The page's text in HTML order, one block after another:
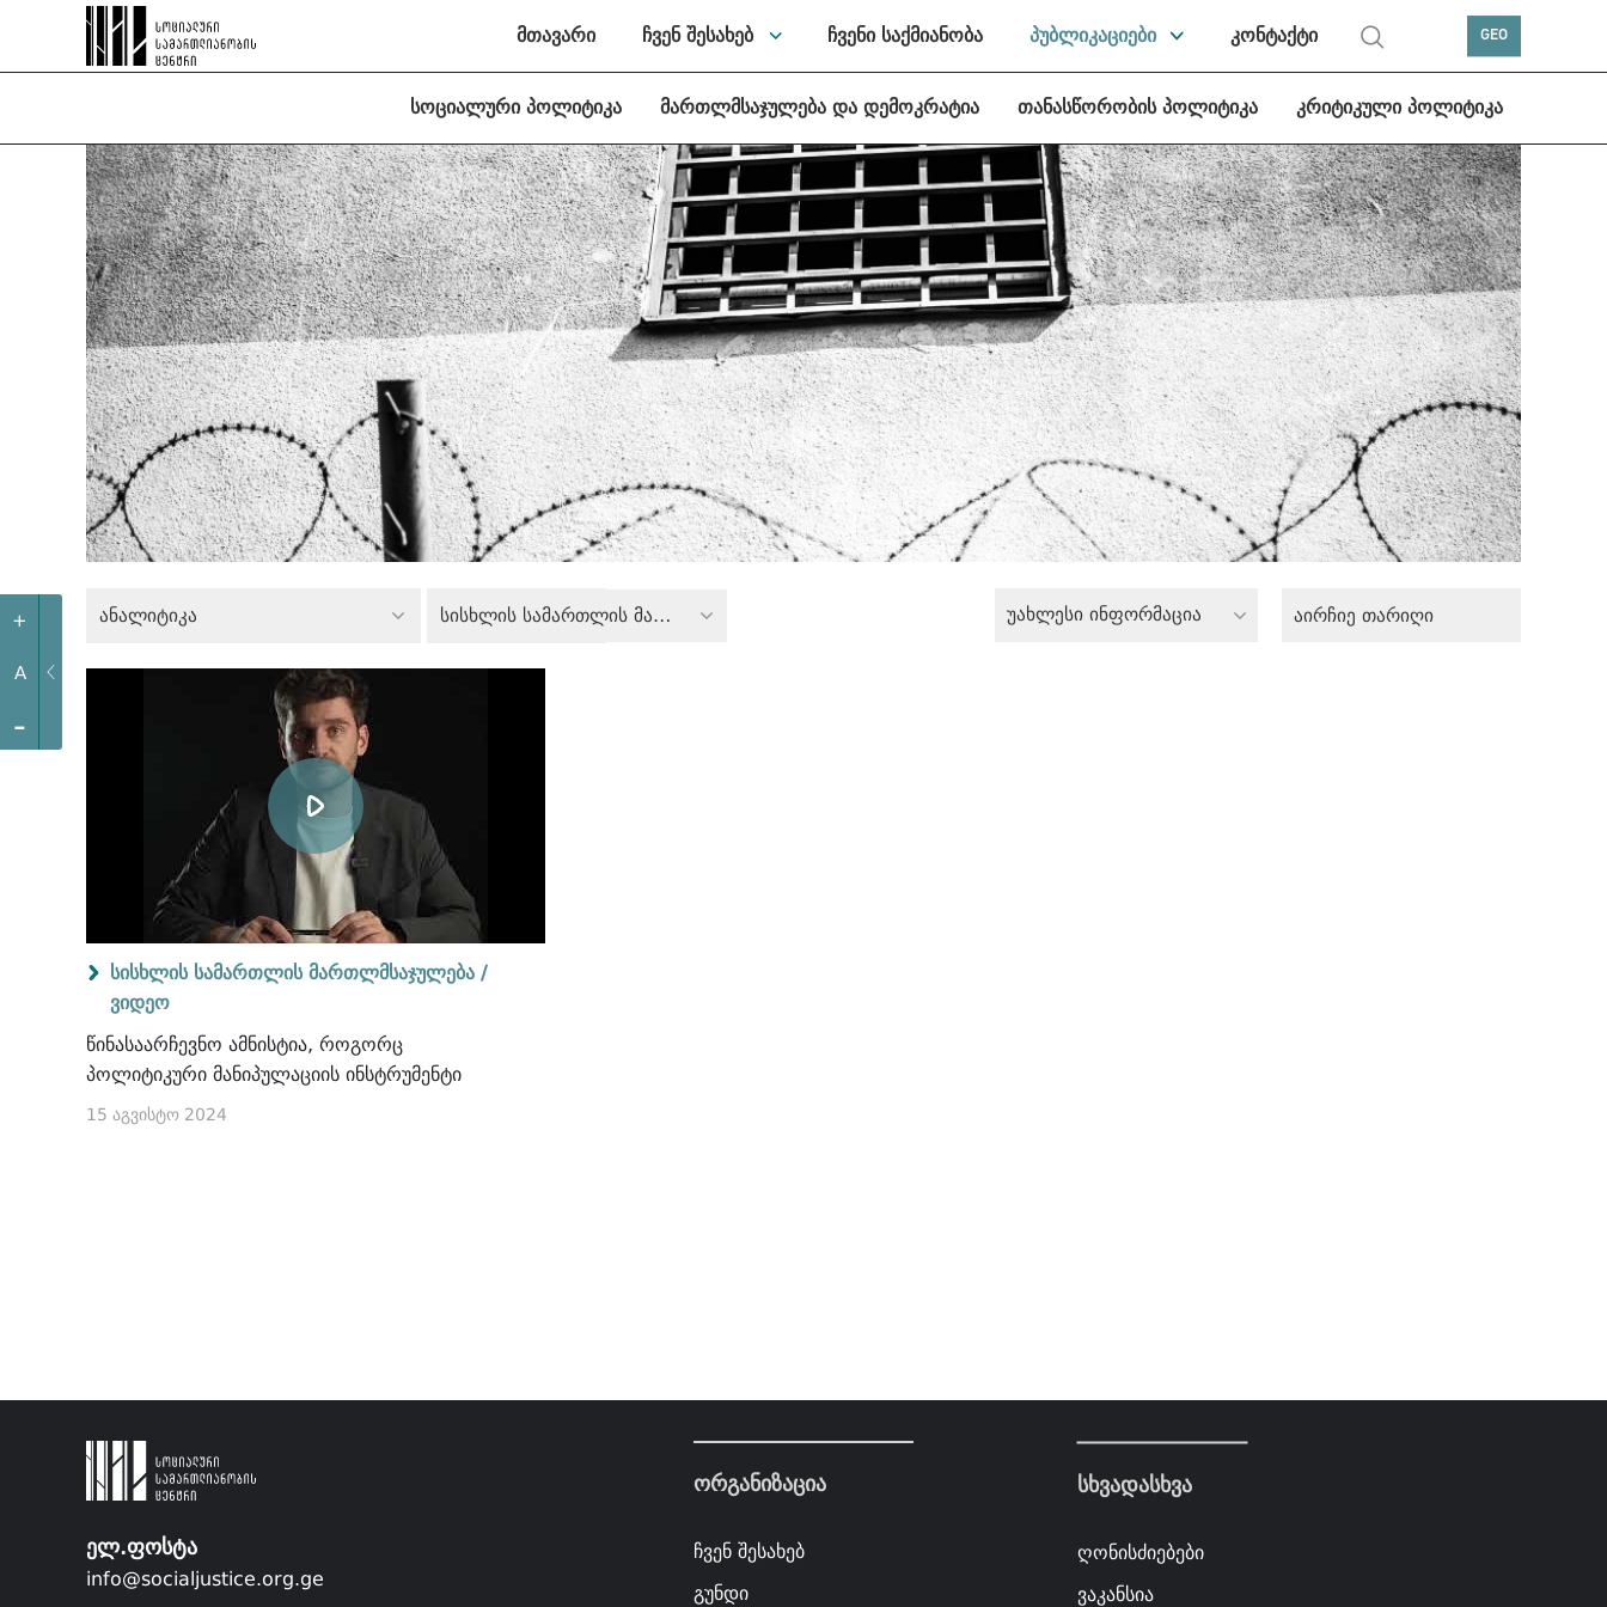
+
A
-
მთავარი ჩვენ შესახებ ჩვენი საქმიანობა პუბლიკაციები კონტაქტი GEO
სოციალური პოლიტიკა მართლმსაჯულება და დემოკრატია თანასწორობის პოლიტიკა კრიტიკული პოლიტიკა
ანალიტიკა სისხლის სამართლის მართლმსაჯულება უახლესი ინფორმაცია
სისხლის სამართლის მართლმსაჯულება /
ვიდეო
წინასაარჩევნო ამნისტია, როგორც
პოლიტიკური მანიპულაციის ინსტრუმენტი
15 აგვისტო 2024
ელ.ფოსტა
info@socialjustice.org.ge
ორგანიზაცია
ჩვენ შესახებ
გუნდი
სხვადასხვა
ღონისძიებები
ვაკანსია